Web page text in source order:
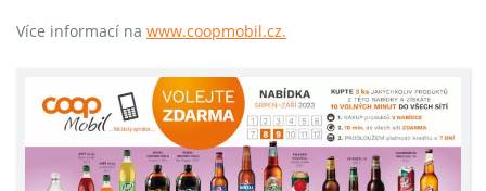
Více informací na www.coopmobil.cz.